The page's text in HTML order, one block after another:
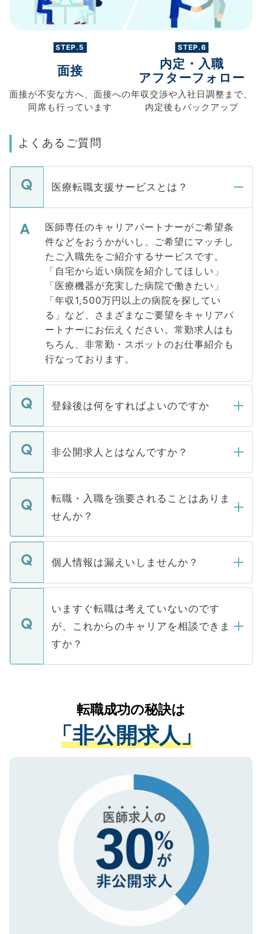
STEP.5
面接
面接が不安な方へ、 面接への
同席も行っています
STEP.6
内定・入職
アフターフォロー
年収交渉や入社日調整まで、
内定後もバックアップ
よくあるご質問
医療転職支援サービスとは？
医師専任のキャリアパートナーがご希望条
件などをおうかがいし、ご希望にマッチし
たご入職先をご紹介するサービスです。
「自宅から近い病院を紹介してほしい」
「医療機器が充実した病院で働きたい」
「年収1,500万円以上の病院を探してい
る」など、さまざまなご要望をキャリアパ
ートナーにお伝えください。常勤求人はも
ちろん、非常勤・スポットのお仕事紹介も
行なっております。
登録後は何をすればよいのですか
ご登録いただきましたら、弊社担当者がご
登録内容を確認し、その後メールもしくは
ます。通常、5営業日以内にはご連絡をせて
いただきますので、しばらくお待ちくださ
非公開求人とはなんですか？
マイナビDOCTORで取り扱っている求人の
うち約3割は、Webサイトからご覧いただ
けない「非公開求人」です。非公開求人は
下記の理由によって、一般には公開してい
ません。
■応募殺到を避けるため 人気のある医療機
関を公にしてしまうと、応募が殺到する場
に、医療機関が求める条件に合った人材の
みを人材紹介会社に依頼するケースが増え
ています。
転職・入職を強要されることはありま
せんか？
転職・入職を強要することは一切ありませ
ん。また、仮に応募先から内定をいただい
定を承諾する必要はありません。内定先へ
の辞退の連絡はキャリアパートナーが行い
個人情報は漏えいしませんか？
個人情報が漏えいすることはありませんの
で、ご安心ください。当サイトからの登録
などで収集したご登録者様の個人情報は、
ご本人のキャリアアップおよび転職活動の
支援を目的に使用いたします。お預かりし
ているすべての個人データはご本人の許可
は、個人情報の取り扱いについての厳密な
管理基準を満たした事業者のみに付与され
る、プライバシーマークを取得済みです。
で、機密保持に関してもご安心ください。
いますぐ転職は考えていないのです
が、これからのキャリアを相談できま
すか？
かがいして、現在の医療機関の状況や紹介
経験をまじえながら、適切なアドバイスを
させていただきます。すぐにご転職をされ
ない方には、長期的なサポートが可能です
ので、まずはご登録ください。
転職成功の秘訣は
「非公開求人」